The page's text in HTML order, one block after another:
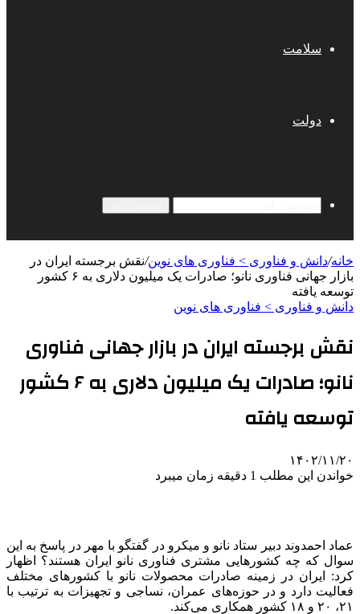
سلامت
دولت
خانه/دانش و فناوری > فناوری های نوین/نقش برجسته ایران در
بازار جهانی فناوری نانو؛ صادرات یک‌ میلیون دلاری به ۶ کشور
توسعه یافته
دانش و فناوری > فناوری های نوین
نقش برجسته ایران در بازار جهانی فناوری
نانو؛ صادرات یک‌ میلیون دلاری به ۶ کشور
توسعه یافته
۱۴۰۲/۱۱/۲۰
خواندن این مطلب 1 دقیقه زمان میبرد
عماد احمدوند دبیر ستاد نانو و میکرو در گفتگو با مهر در پاسخ به این
سوال که چه کشورهایی مشتری فناوری نانو ایران هستند؟ اظهار
کرد: ایران در زمینه صادرات محصولات نانو با کشورهای مختلف
فعالیت دارد و در حوزه‌های عمران، نساجی و تجهیزات به ترتیب با
۲۱، ۲۰ و ۱۸ کشور همکاری می‌کند.